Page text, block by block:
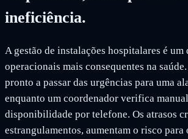
ineficiência.
A gestão de instalações hospitalares é um
operacionais mais consequentes na
pronto a passar das urgências para uma
enquanto um coordenador verifica
disponibilidade por telefone. Os atrasos
estrangulamentos, aumentam o risco para